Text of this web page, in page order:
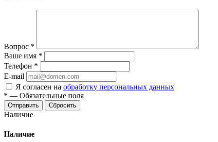
Вопрос *
Ваше имя *
Телефон *
E-mail
Я согласен на обработку персональных данных
* — Обязательные поля
Отправить Сбросить
Наличие
Наличие